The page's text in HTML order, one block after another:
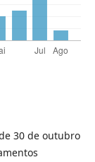
30 de outubro